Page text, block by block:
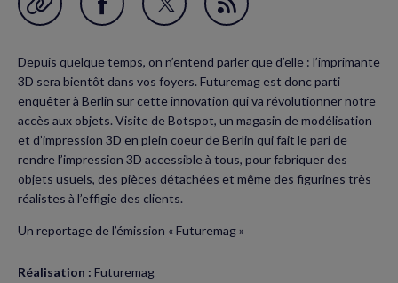
Garder en favori
Partager
Facebook
(nouvelle
fenêtre)
Partager
Twitter
(nouvelle
fenêtre)
Flux
Depuis quelque temps, on n’entend parler que d’elle : l’imprimante
3D sera bientôt dans vos foyers. Futuremag est donc parti
enquêter à Berlin sur cette innovation qui va révolutionner notre
accès aux objets. Visite de Botspot, un magasin de modélisation
et d’impression 3D en plein coeur de Berlin qui fait le pari de
rendre l’impression 3D accessible à tous, pour fabriquer des
objets usuels, des pièces détachées et même des figurines très
réalistes à l’effigie des clients.
Un reportage de l’émission « Futuremag »
Réalisation : Futuremag